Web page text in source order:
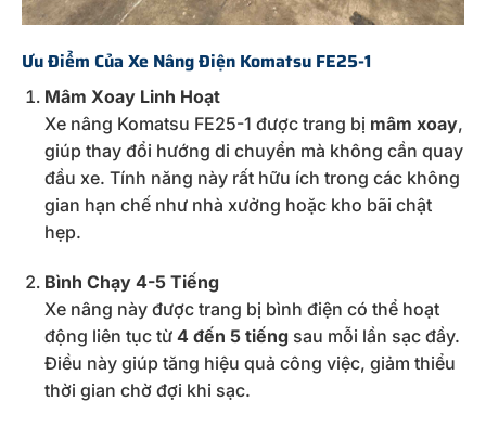
Ưu Điểm Của Xe Nâng Điện Komatsu FE25-1
Mâm Xoay Linh Hoạt
Xe nâng Komatsu FE25-1 được trang bị mâm xoay,
giúp thay đổi hướng di chuyển mà không cần quay
đầu xe. Tính năng này rất hữu ích trong các không
gian hạn chế như nhà xưởng hoặc kho bãi chật
hẹp.
Bình Chạy 4-5 Tiếng
Xe nâng này được trang bị bình điện có thể hoạt
động liên tục từ 4 đến 5 tiếng sau mỗi lần sạc đầy.
Điều này giúp tăng hiệu quả công việc, giảm thiểu
thời gian chờ đợi khi sạc.